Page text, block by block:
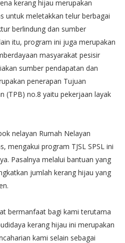
kerang hijau merupakan
untuk meletakkan telur berbagai
berlindung dan sumber
itu, program ini juga merupakan
masyarakat pesisir
sumber pendapatan dan
penerapan Tujuan
(TPB) no.8 yaitu pekerjaan layak
nelayan Rumah Nelayan
mengakui program TJSL SPSL ini
Pasalnya melalui bantuan yang
jumlah kerang hijau yang
bermanfaat bagi kami terutama
kerang hijau ini merupakan
kami selain sebagai